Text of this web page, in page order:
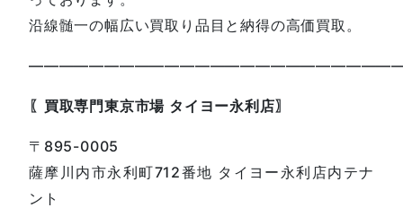
沿線髄一の幅広い買取り品目と納得の高価買取。
〖買取専門東京市場 タイヨー永利店〗
〒895-0005
薩摩川内市永利町712番地 タイヨー永利店内テナ
ント